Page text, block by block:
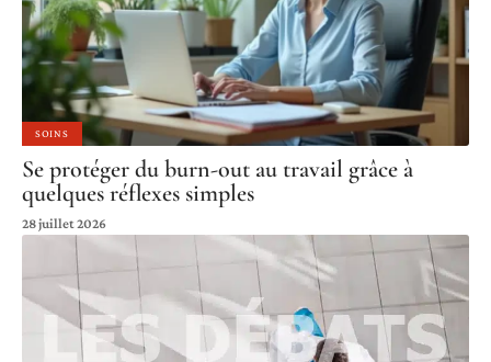
SOINS
Se protéger du burn-out au travail grâce à
quelques réflexes simples
28 juillet 2026